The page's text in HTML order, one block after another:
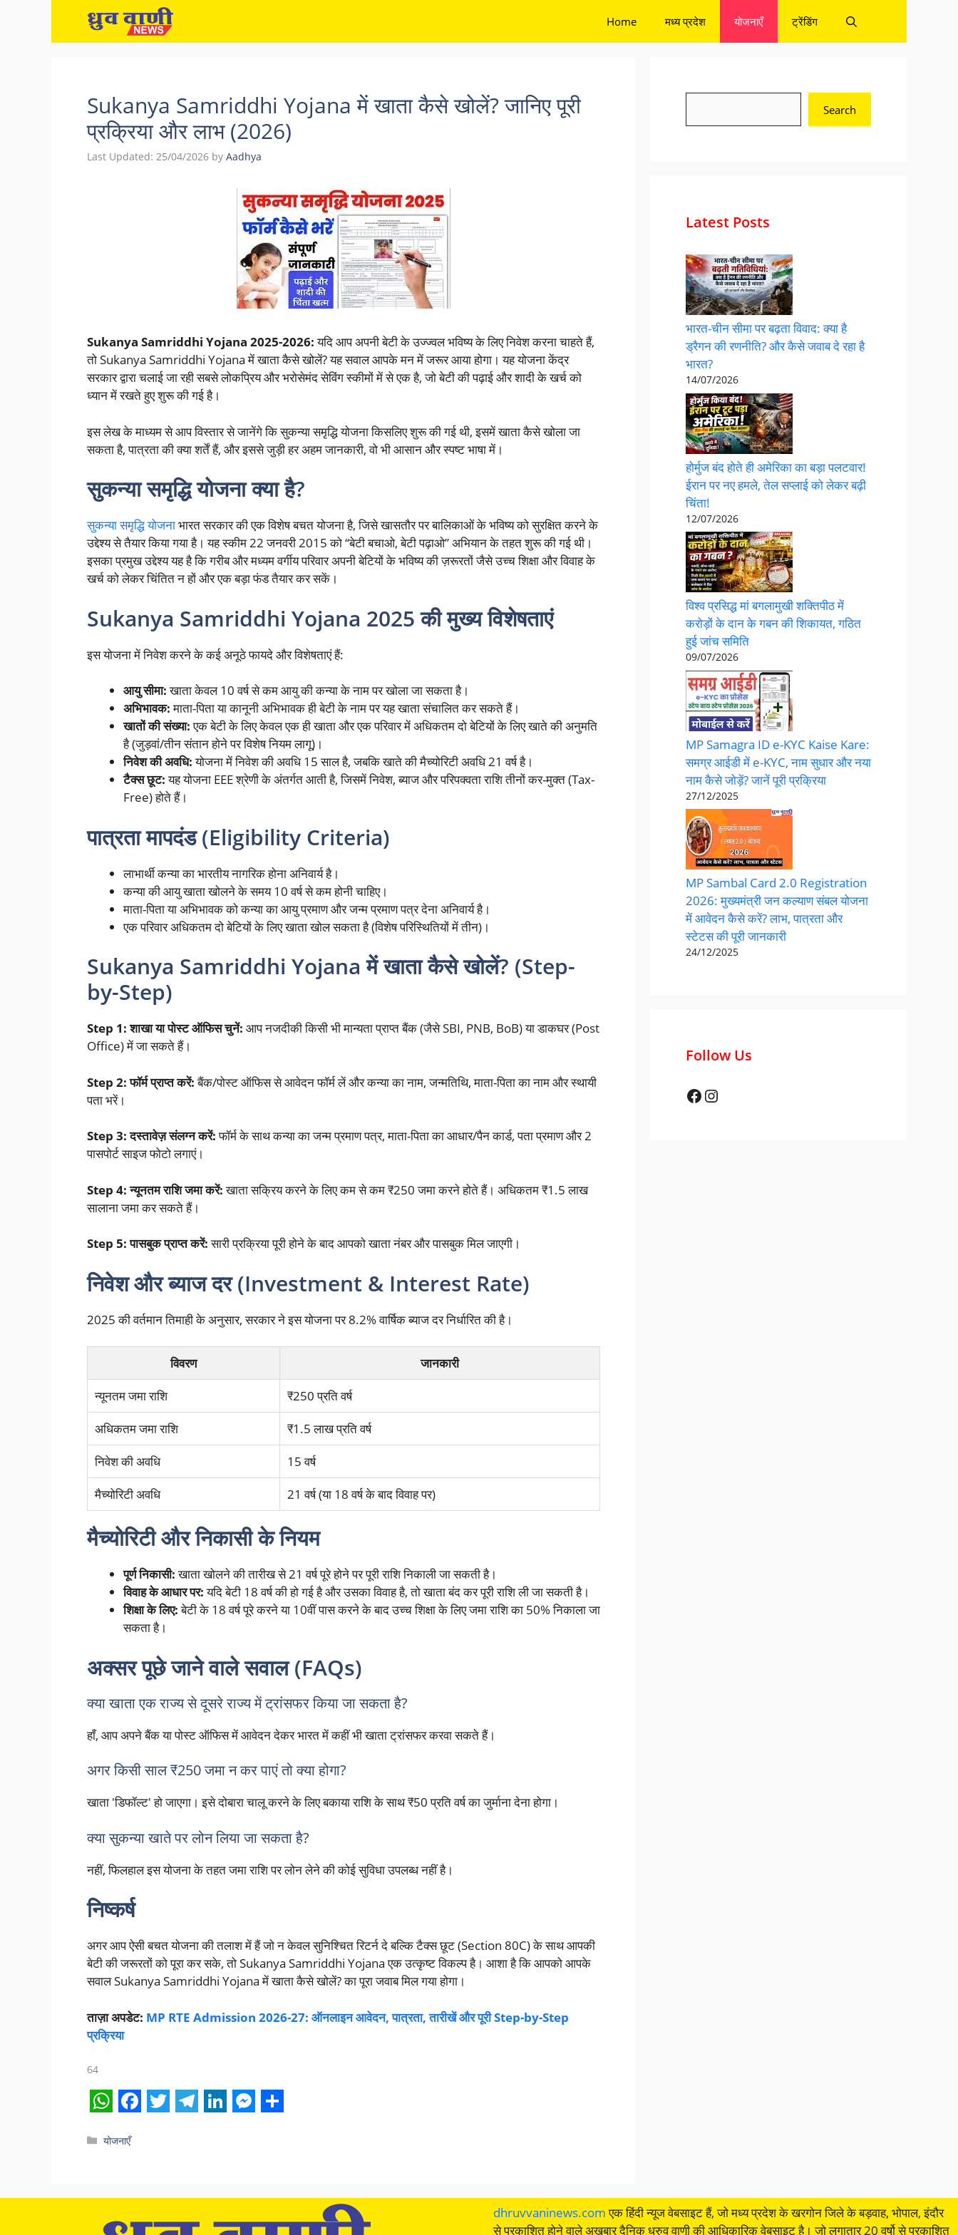
Home मध्य प्रदेश योजनाएँ ट्रेंडिंग
Sukanya Samriddhi Yojana में खाता कैसे खोलें? जानिए पूरी
प्रक्रिया और लाभ (2026)
Last Updated: 25/04/2026 by Aadhya
Sukanya Samriddhi Yojana 2025-2026:यदि आप अपनी बेटी के उज्ज्वल भविष्य के लिए निवेश करना चाहते हैं,
तो Sukanya Samriddhi Yojana में खाता कैसे खोलें? यह सवाल आपके मन में जरूर आया होगा। यह योजना केंद्र
सरकार द्वारा चलाई जा रही सबसे लोकप्रिय और भरोसेमंद सेविंग स्कीमों में से एक है, जो बेटी की पढ़ाई और शादी के खर्च को
ध्यान में रखते हुए शुरू की गई है।
इस लेख के माध्यम से आप विस्तार से जानेंगे कि सुकन्या समृद्धि योजना किसलिए शुरू की गई थी, इसमें खाता कैसे खोला जा
सकता है, पात्रता की क्या शर्तें हैं, और इससे जुड़ी हर अहम जानकारी, वो भी आसान और स्पष्ट भाषा में।
सुकन्या समृद्धि योजना क्या है?
सुकन्या समृद्धि योजनाभारत सरकार की एक विशेष बचत योजना है, जिसे खासतौर पर बालिकाओं के भविष्य को सुरक्षित करने के
उद्देश्य से तैयार किया गया है। यह स्कीम 22 जनवरी 2015 को “बेटी बचाओ, बेटी पढ़ाओ” अभियान के तहत शुरू की गई थी।
इसका प्रमुख उद्देश्य यह है कि गरीब और मध्यम वर्गीय परिवार अपनी बेटियों के भविष्य की ज़रूरतों जैसे उच्च शिक्षा और विवाह के
खर्च को लेकर चिंतित न हों और एक बड़ा फंड तैयार कर सकें।
Sukanya Samriddhi Yojana 2025 की मुख्य विशेषताएं
इस योजना में निवेश करने के कई अनूठे फायदे और विशेषताएं हैं:
आयु सीमा:खाता केवल 10 वर्ष से कम आयु की कन्या के नाम पर खोला जा सकता है।
अभिभावक:माता-पिता या कानूनी अभिभावक ही बेटी के नाम पर यह खाता संचालित कर सकते हैं।
खातों की संख्या:एक बेटी के लिए केवल एक ही खाता और एक परिवार में अधिकतम दो बेटियों के लिए खाते की अनुमति
है (जुड़वां/तीन संतान होने पर विशेष नियम लागू)।
निवेश की अवधि:योजना में निवेश की अवधि 15 साल है, जबकि खाते की मैच्योरिटी अवधि 21 वर्ष है।
टैक्स छूट:यह योजना EEE श्रेणी के अंतर्गत आती है, जिसमें निवेश, ब्याज और परिपक्वता राशि तीनों कर-मुक्त (Tax-
Free) होते हैं।
पात्रता मापदंड (Eligibility Criteria)
लाभार्थी कन्या का भारतीय नागरिक होना अनिवार्य है।
कन्या की आयु खाता खोलने के समय 10 वर्ष से कम होनी चाहिए।
माता-पिता या अभिभावक को कन्या का आयु प्रमाण और जन्म प्रमाण पत्र देना अनिवार्य है।
एक परिवार अधिकतम दो बेटियों के लिए खाता खोल सकता है (विशेष परिस्थितियों में तीन)।
Sukanya Samriddhi Yojana में खाता कैसे खोलें? (Step-
by-Step)
Step 1: शाखा या पोस्ट ऑफिस चुनें: आप नजदीकी किसी भी मान्यता प्राप्त बैंक (जैसे SBI, PNB, BoB) या डाकघर (Post
Office) में जा सकते हैं।
Step 2: फॉर्म प्राप्त करें:बैंक/पोस्ट ऑफिस से आवेदन फॉर्म लें और कन्या का नाम, जन्मतिथि, माता-पिता का नाम और स्थायी
पता भरें।
Step 3: दस्तावेज़ संलग्न करें:फॉर्म के साथ कन्या का जन्म प्रमाण पत्र, माता-पिता का आधार/पैन कार्ड, पता प्रमाण और 2
पासपोर्ट साइज फोटो लगाएं।
Step 4: न्यूनतम राशि जमा करें:खाता सक्रिय करने के लिए कम से कम ₹250 जमा करने होते हैं। अधिकतम ₹1.5 लाख
सालाना जमा कर सकते हैं।
Step 5: पासबुक प्राप्त करें:सारी प्रक्रिया पूरी होने के बाद आपको खाता नंबर और पासबुक मिल जाएगी।
निवेश और ब्याज दर (Investment & Interest Rate)
2025 की वर्तमान तिमाही के अनुसार, सरकार ने इस योजना पर 8.2% वार्षिक ब्याज दर निर्धारित की है।
विवरण
जानकारी
न्यूनतम जमा राशि
₹250 प्रति वर्ष
अधिकतम जमा राशि
₹1.5 लाख प्रति वर्ष
निवेश की अवधि
15 वर्ष
मैच्योरिटी अवधि
21 वर्ष (या 18 वर्ष के बाद विवाह पर)
मैच्योरिटी और निकासी के नियम
पूर्ण निकासी:खाता खोलने की तारीख से 21 वर्ष पूरे होने पर पूरी राशि निकाली जा सकती है।
विवाह के आधार पर:यदि बेटी 18 वर्ष की हो गई है और उसका विवाह है, तो खाता बंद कर पूरी राशि ली जा सकती है।
शिक्षा के लिए:बेटी के 18 वर्ष पूरे करने या 10वीं पास करने के बाद उच्च शिक्षा के लिए जमा राशि का 50% निकाला जा
सकता है।
अक्सर पूछे जाने वाले सवाल (FAQs)
क्या खाता एक राज्य से दूसरे राज्य में ट्रांसफर किया जा सकता है?
हाँ, आप अपने बैंक या पोस्ट ऑफिस में आवेदन देकर भारत में कहीं भी खाता ट्रांसफर करवा सकते हैं।
अगर किसी साल ₹250 जमा न कर पाएं तो क्या होगा?
खाता 'डिफॉल्ट' हो जाएगा। इसे दोबारा चालू करने के लिए बकाया राशि के साथ ₹50 प्रति वर्ष का जुर्माना देना होगा।
क्या सुकन्या खाते पर लोन लिया जा सकता है?
नहीं, फिलहाल इस योजना के तहत जमा राशि पर लोन लेने की कोई सुविधा उपलब्ध नहीं है।
निष्कर्ष
अगर आप ऐसी बचत योजना की तलाश में हैं जो न केवल सुनिश्चित रिटर्न दे बल्कि टैक्स छूट (Section 80C) के साथ आपकी
बेटी की जरूरतों को पूरा कर सके, तो Sukanya Samriddhi Yojana एक उत्कृष्ट विकल्प है। आशा है कि आपको आपके
सवाल Sukanya Samriddhi Yojana में खाता कैसे खोलें? का पूरा जवाब मिल गया होगा।
ताज़ा अपडेट: MP RTE Admission 2026-27: ऑनलाइन आवेदन, पात्रता, तारीखें और पूरी Step-by-Step
प्रक्रिया
64
h
t
a
e
b
t
t
e
g
k
e
s
e
r
e
Categories
योजनाएँ
Search
Latest Posts
भारत-चीन सीमा पर बढ़ता विवाद: क्या है
ड्रैगन की रणनीति? और कैसे जवाब दे रहा है
भारत?
14/07/2026
होर्मुज बंद होते ही अमेरिका का बड़ा पलटवार!
ईरान पर नए हमले, तेल सप्लाई को लेकर बढ़ी
चिंता!
12/07/2026
विश्व प्रसिद्ध मां बगलामुखी शक्तिपीठ में
करोड़ों के दान के गबन की शिकायत, गठित
हुई जांच समिति
09/07/2026
MP Samagra ID e-KYC Kaise Kare:
समग्र आईडी में e-KYC, नाम सुधार और नया
नाम कैसे जोड़ें? जानें पूरी प्रक्रिया
27/12/2025
​MP Sambal Card 2.0 Registration
2026: मुख्यमंत्री जन कल्याण संबल योजना
में आवेदन कैसे करें? लाभ, पात्रता और
स्टेटस की पूरी जानकारी
24/12/2025
Follow Us
Facebook
Instagram
dhruvvaninews.com एक हिंदी न्यूज वेबसाइट हैं, जो मध्य प्रदेश के खरगोन जिले के बड़वाह, भोपाल, इंदौर
से प्रकाशित होने वाले अख़बार दैनिक ध्रुव वाणी की आधिकारिक वेबसाइट है। जो लगातार 20 वर्षो से प्रकाशित